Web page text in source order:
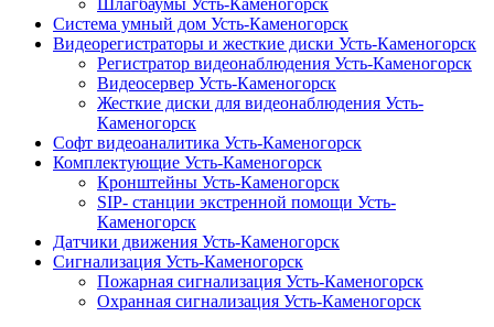
Система умный дом Усть-Каменогорск
Видеорегистраторы и жесткие диски Усть-Каменогорск
Регистратор видеонаблюдения Усть-Каменогорск
Видеосервер Усть-Каменогорск
Жесткие диски для видеонаблюдения Усть-
Каменогорск
Софт видеоаналитика Усть-Каменогорск
Комплектующие Усть-Каменогорск
Кронштейны Усть-Каменогорск
SIP- станции экстренной помощи Усть-
Каменогорск
Датчики движения Усть-Каменогорск
Сигнализация Усть-Каменогорск
Пожарная сигнализация Усть-Каменогорск
Охранная сигнализация Усть-Каменогорск